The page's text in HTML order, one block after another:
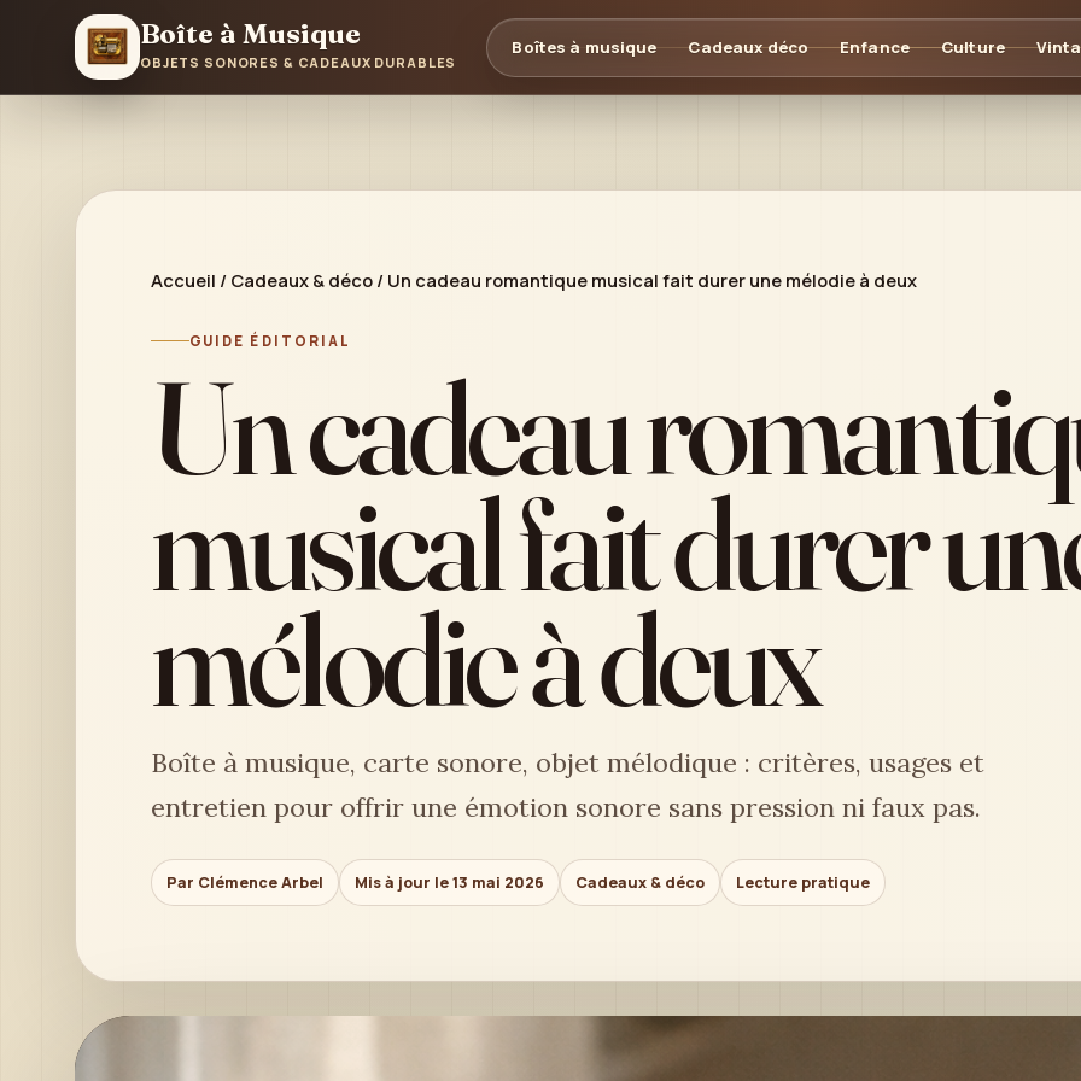
Boîte à Musique
OBJETS SONORES & CADEAUX DURABLES
Boîtes à musique Cadeaux déco Enfance Culture
Accueil / Cadeaux & déco / Un cadeau romantique musical fait durer une mélodie à deux
GUIDE ÉDITORIAL
Un cadeau
musical fait durer
mélodie à deux
Boîte à musique, carte sonore, objet mélodique : critères, usages et
entretien pour offrir une émotion sonore sans pression ni faux pas.
Par Clémence Arbel Mis à jour le 13 mai 2026 Cadeaux & déco Lecture pratique